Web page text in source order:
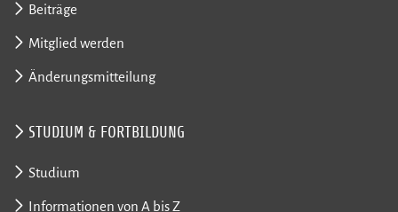
Beiträge
Mitglied werden
Änderungsmitteilung
STUDIUM & FORTBILDUNG
Studium
Informationen von A bis Z